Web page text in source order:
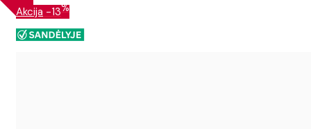
Akcija -13%